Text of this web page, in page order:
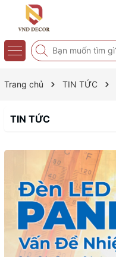
Trang chủ TIN TỨC
TIN TỨC